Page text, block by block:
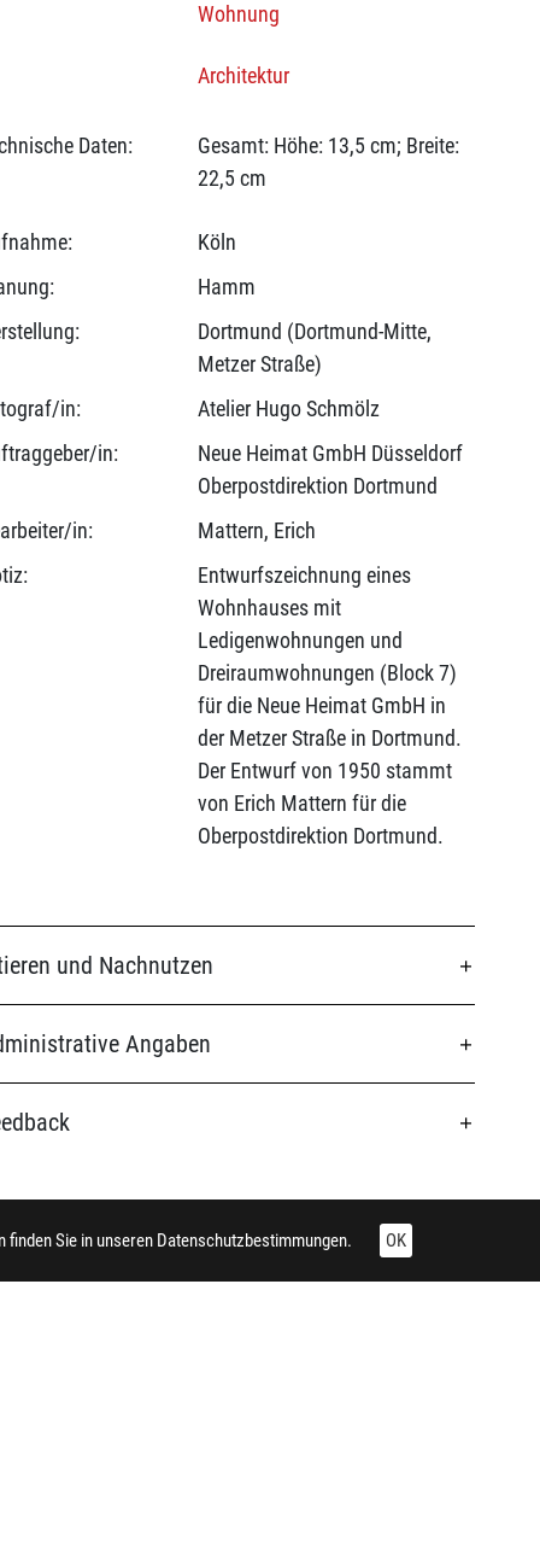
Wohnung
Architektur
Daten:
Gesamt: Höhe: 13,5 cm; Breite:
22,5 cm
Köln
Hamm
Dortmund (Dortmund-Mitte,
Metzer Straße)
in:
Atelier Hugo Schmölz
in:
Neue Heimat GmbH Düsseldorf
Oberpostdirektion Dortmund
in:
Mattern, Erich
Entwurfszeichnung eines
Wohnhauses mit
Ledigenwohnungen und
Dreiraumwohnungen (Block 7)
für die Neue Heimat GmbH in
der Metzer Straße in Dortmund.
Der Entwurf von 1950 stammt
von Erich Mattern für die
Oberpostdirektion Dortmund.
und Nachnutzen
Angaben
finden Sie in unseren Datenschutzbestimmungen. OK